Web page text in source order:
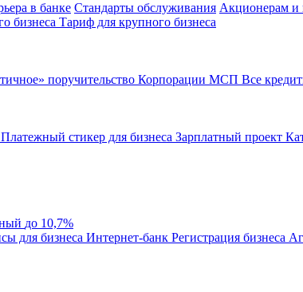
в банке Стандарты обслуживания Акционерам и
бизнеса Тариф для крупного бизнеса
поручительство Корпорации МСП Все
Платежный стикер для бизнеса Зарплатный проект
до 10,7%
для бизнеса Интернет-банк Регистрация бизнеса